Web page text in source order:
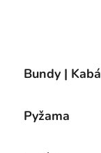
Bundy |
Pyžama